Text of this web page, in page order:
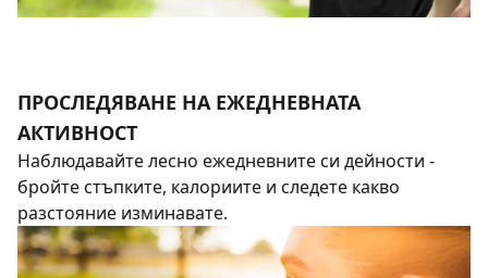
ПРОСЛЕДЯВАНЕ НА ЕЖЕДНЕВНАТА
АКТИВНОСТ
Наблюдавайте лесно ежедневните си дейности -
бройте стъпките, калориите и следете какво
разстояние изминавате.